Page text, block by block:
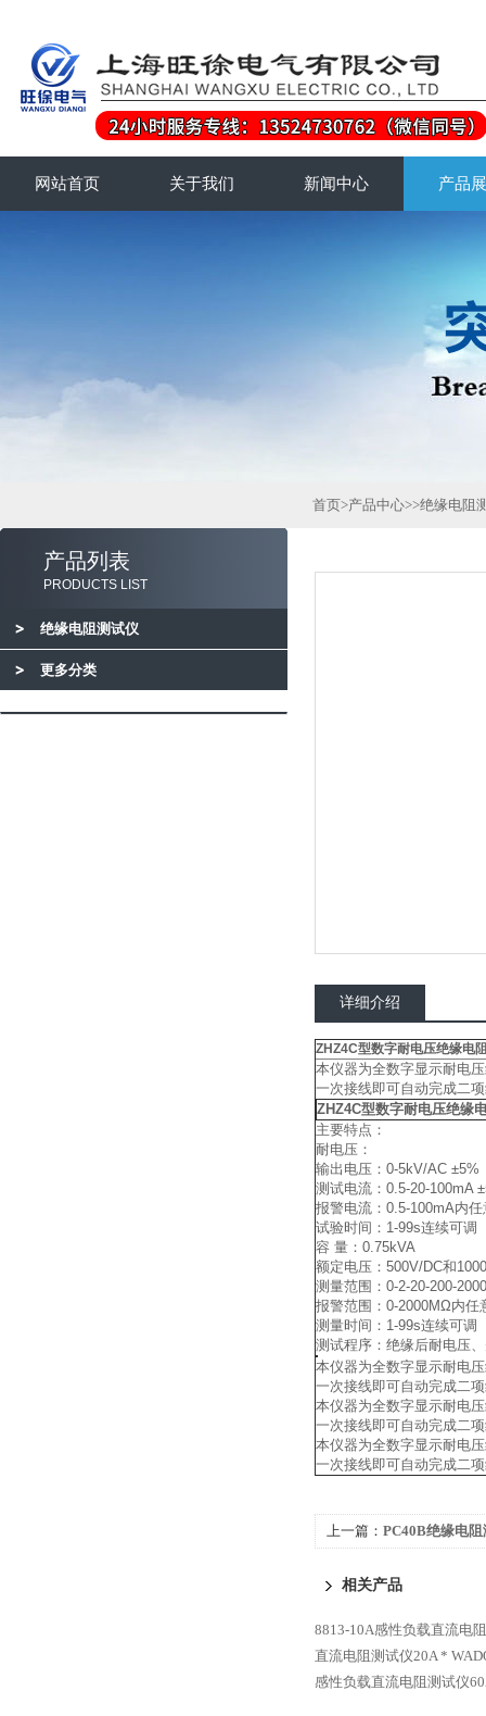
网站首页 关于我们 新闻中心 产品
产品列表
PRODUCTS LIST
绝缘电阻测试仪
更多分类
首页>产品中心>>绝缘电阻
详细介绍
ZHZ4C型数字耐电压绝缘电
本仪器为全数字显示耐电
一次接线即可自动完成二
ZHZ4C型数字耐电压绝缘
主要特点：
耐电压：
输出电压：0-5kV/AC ±5%
测试电流：0.5-20-100mA
报警电流：0.5-100mA内
试验时间：1-99s连续可调
容 量：0.75kVA
额定电压：500V/DC和
测量范围：0-2-20-200-
报警范围：0-2000MΩ内任
测量时间：1-99s连续可调
测试程序：绝缘后耐电压
本仪器为全数字显示耐电
一次接线即可自动完成二
本仪器为全数字显示耐电
一次接线即可自动完成二
本仪器为全数字显示耐电
一次接线即可自动完成二
上一篇： PC40B绝缘电
相关产品
8813-10A感性负载直流电
直流电阻测试仪20A *
感性负载直流电阻测试仪